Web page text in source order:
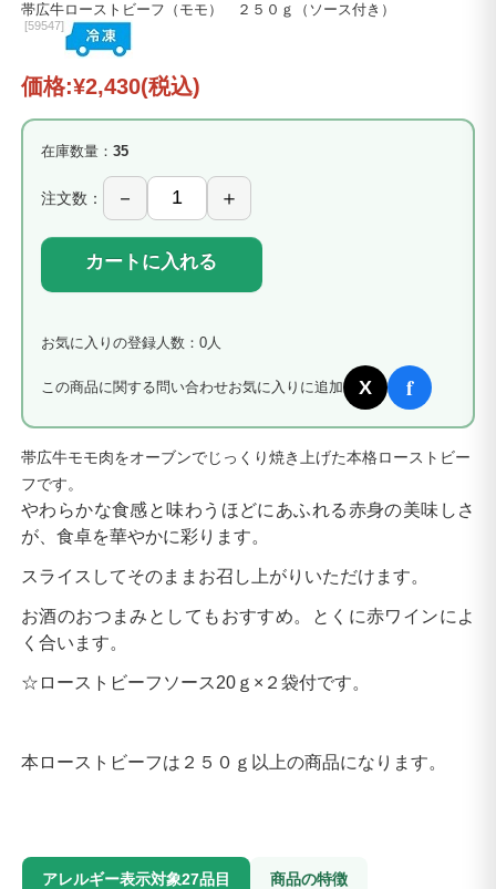
帯広牛ローストビーフ（モモ） ２５０ｇ（ソース付き）
[59547]
価格:¥2,430(税込)
在庫数量： 35
注文数：
カートに入れる
お気に入りの登録人数：0人
この商品に関する問い合わせお気に入りに追加 X f
帯広牛モモ肉をオーブンでじっくり焼き上げた本格ローストビー
フです。
やわらかな食感と味わうほどにあふれる赤身の美味しさ
が、食卓を華やかに彩ります。
スライスしてそのままお召し上がりいただけます。
お酒のおつまみとしてもおすすめ。とくに赤ワインによ
く合います。
☆ローストビーフソース20ｇ×２袋付です。
本ローストビーフは２５０ｇ以上の商品になります。
アレルギー表示対象27品目 商品の特徴